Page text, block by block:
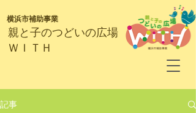
​親と子のつどいの広場
ＷＩＴＨ
横浜市補助事業
記事